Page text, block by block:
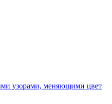
узорами, меняющими цвет